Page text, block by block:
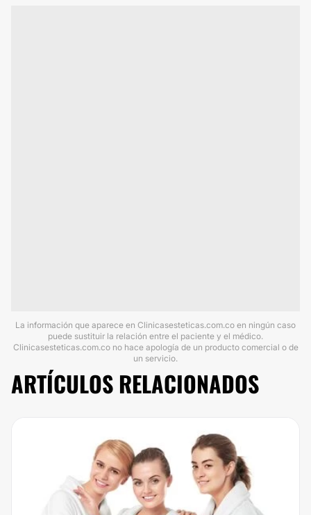
La información que aparece en Clinicasesteticas.com.co en ningún caso
puede sustituir la relación entre el paciente y el médico.
Clinicasesteticas.com.co no hace apología de un producto comercial o de
un servicio.
ARTÍCULOS RELACIONADOS